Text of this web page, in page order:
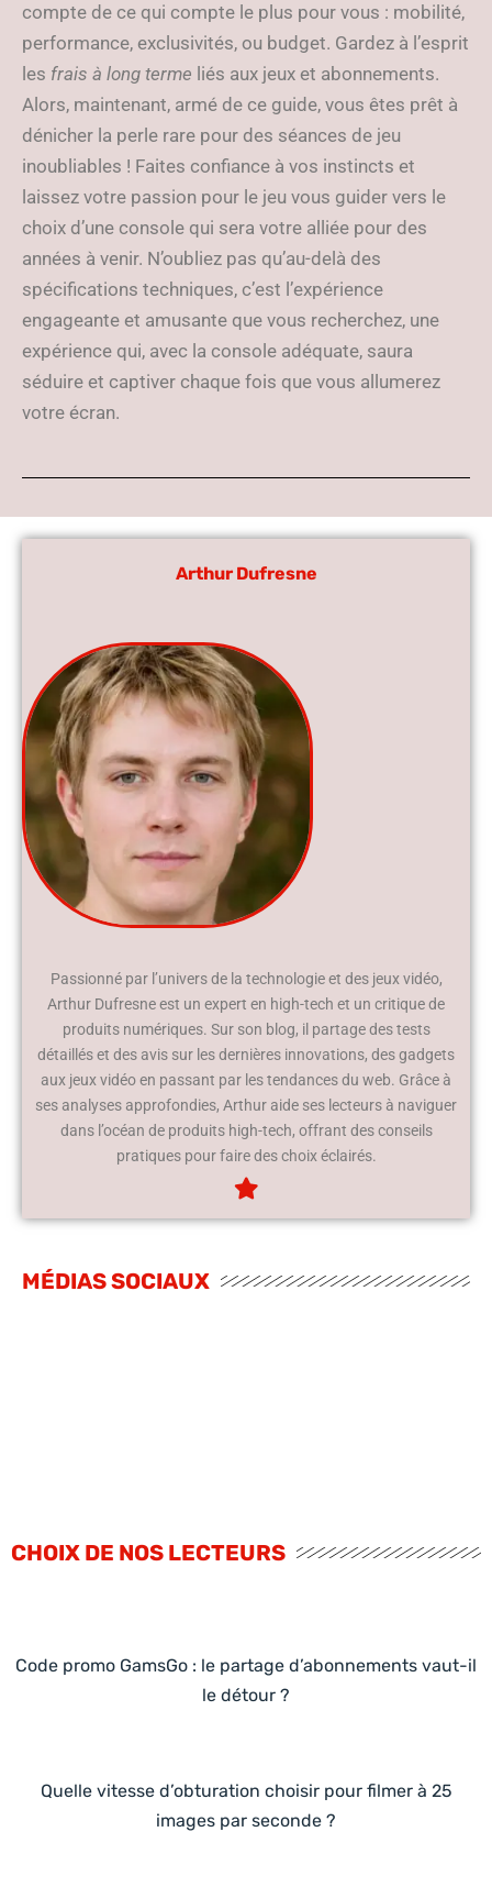
compte de ce qui compte le plus pour vous : mobilité,
performance, exclusivités, ou budget. Gardez à l’esprit
les frais à long terme liés aux jeux et abonnements.
Alors, maintenant, armé de ce guide, vous êtes prêt à
dénicher la perle rare pour des séances de jeu
inoubliables ! Faites confiance à vos instincts et
laissez votre passion pour le jeu vous guider vers le
choix d’une console qui sera votre alliée pour des
années à venir. N’oubliez pas qu’au-delà des
spécifications techniques, c’est l’expérience
engageante et amusante que vous recherchez, une
expérience qui, avec la console adéquate, saura
séduire et captiver chaque fois que vous allumerez
votre écran.
Arthur Dufresne
Passionné par l’univers de la technologie et des jeux vidéo,
Arthur Dufresne est un expert en high-tech et un critique de
produits numériques. Sur son blog, il partage des tests
détaillés et des avis sur les dernières innovations, des gadgets
aux jeux vidéo en passant par les tendances du web. Grâce à
ses analyses approfondies, Arthur aide ses lecteurs à naviguer
dans l’océan de produits high-tech, offrant des conseils
pratiques pour faire des choix éclairés.
MÉDIAS SOCIAUX
CHOIX DE NOS LECTEURS
Code promo GamsGo : le partage d’abonnements vaut-il
le détour ?
Quelle vitesse d’obturation choisir pour filmer à 25
images par seconde ?